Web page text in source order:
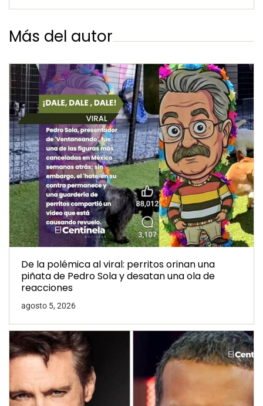
Más del autor
De la polémica al viral: perritos orinan una
piñata de Pedro Sola y desatan una ola de
reacciones
agosto 5, 2026